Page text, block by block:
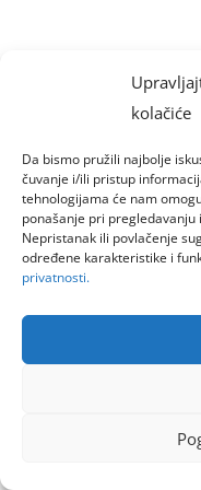
kolačiće
Da bismo pružili najbolje
čuvanje i/ili pristup
tehnologijama će nam
ponašanje pri
Nepristanak ili povlačenje
određene karakteristike i
privatnosti.